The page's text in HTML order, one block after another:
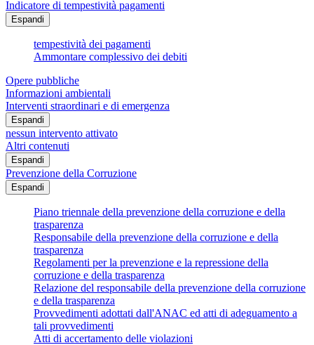
Indicatore di tempestività pagamenti
Espandi
tempestività dei pagamenti
Ammontare complessivo dei debiti
Opere pubbliche
Informazioni ambientali
Interventi straordinari e di emergenza
Espandi
nessun intervento attivato
Altri contenuti
Espandi
Prevenzione della Corruzione
Espandi
Piano triennale della prevenzione della corruzione e della
trasparenza
Responsabile della prevenzione della corruzione e della
trasparenza
Regolamenti per la prevenzione e la repressione della
corruzione e della trasparenza
Relazione del responsabile della prevenzione della corruzione
e della trasparenza
Provvedimenti adottati dall'ANAC ed atti di adeguamento a
tali provvedimenti
Atti di accertamento delle violazioni